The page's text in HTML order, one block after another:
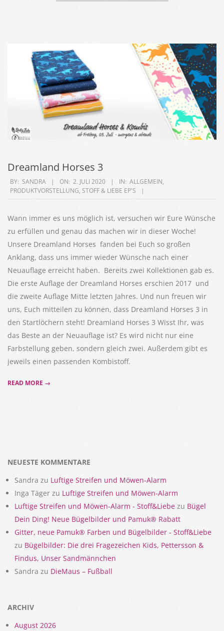
Dreamland Horses 3
2020-
07-
BY: SANDRA ON: 2. JULI 2020 IN: ALLGEMEIN,
PRODUKTVORSTELLUNG, STOFF & LIEBE EP'S
Wann immer es uns möglich ist, versuchen wir Eure Wünsche
zu erfüllen und genau das machen wir in dieser Woche!
Unsere Dreamland Horses fanden bei Euch so großen
Anklang, dass uns immer wieder Wünsche nach einer
Neuauflage erreicht haben. Bereits zwei Kollektionen gab es.
Die erste Auflage der Dreamland Horses erschien 2017 und
die zweite Auflage Mitte letzten Jahres. Und nun freuen wir
uns, Euch mitteilen zu können, dass Dreamland Horses 3 in
den Startlöchern steht! Dreamland Horses 3 Wisst Ihr, was
das Beste an der Neuauflage ist? Es wird nicht nur eine
Farbstellung geben, sondern gleich zwei. Außerdem gibt es
jeweils einen passenden Kombistoff.
READ MORE →
NEUESTE KOMMENTARE
Sandra zu Luftige Streifen und Möwen-Alarm
Inga Täger zu Luftige Streifen und Möwen-Alarm
Luftige Streifen und Möwen-Alarm - Stoff&Liebe zu Bügel
Dein Ding! Neue Bügelbilder und Pamuk® Rabatt
Gitter, neue Pamuk® Farben und Bügelbilder - Stoff&Liebe
zu Bügelbilder: Die drei Fragezeichen Kids, Pettersson &
Findus, Unser Sandmännchen
Sandra zu DieMaus – Fußball
ARCHIV
August 2026